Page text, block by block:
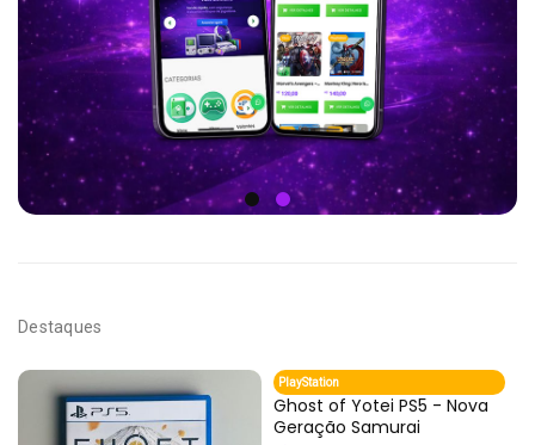
Destaques
PlayStation
Ghost of Yotei PS5 - Nova
Geração Samurai